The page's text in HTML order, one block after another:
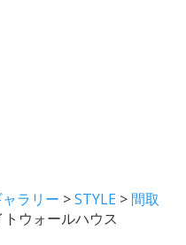
ラリー >STYLE > 間取
ウォールハウス